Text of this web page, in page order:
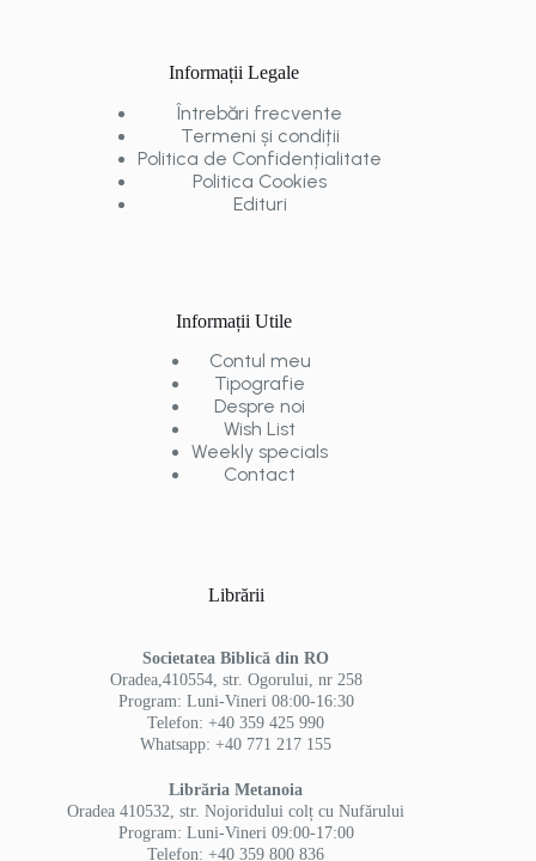
Informații Legale
Întrebări frecvente
Termeni și condiții
Politica de Confidențialitate
Politica Cookies
Edituri
Informații Utile
Contul meu
Tipografie
Despre noi
Wish List
Weekly specials
Contact
Librării
Societatea Biblică din RO
Oradea,410554, str. Ogorului, nr 258
Program: Luni-Vineri 08:00-16:30
Telefon: +40 359 425 990
Whatsapp: +40 771 217 155
Librăria Metanoia
Oradea 410532, str. Nojoridului colț cu Nufărului
Program: Luni-Vineri 09:00-17:00
Telefon: +40 359 800 836